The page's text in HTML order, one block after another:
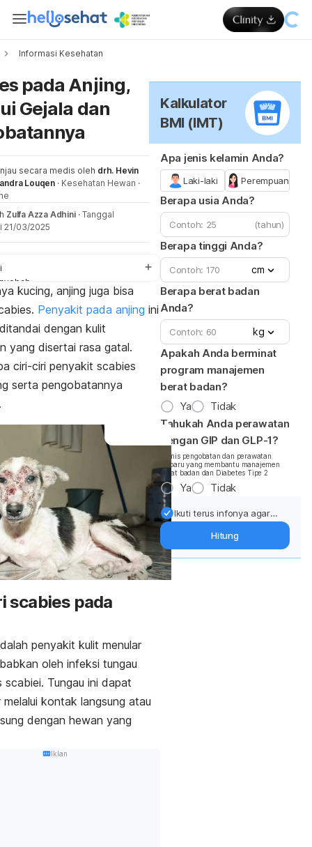
Informasi Kesehatan
pada Anjing,
Gejala dan
secara medis oleh drh. Hevin
Louqen · Kesehatan Hewan ·
Zulfa Azza Adhini · Tanggal
21/03/2025
mengobati
kucing, anjing juga bisa
. Penyakit pada anjing ini
dengan kulit
yang disertai rasa gatal.
ciri-ciri penyakit scabies
serta pengobatannya
scabies pada
penyakit kulit menular
oleh infeksi tungau
scabiei. Tungau ini dapat
melalui kontak langsung atau
dengan hewan yang
Iklan
Kalkulator
BMI (IMT)
Apa jenis kelamin Anda?
Laki-laki Perempuan
Berapa usia Anda?
(tahun)
Berapa tinggi Anda?
cm
Berapa berat badan
Anda?
kg
Apakah Anda berminat
program manajemen
berat badan?
Ya
Tidak
Tahukah Anda perawatan
dengan GIP dan GLP-1?
*Jenis pengobatan dan perawatan
terbaru yang membantu manajemen
berat badan dan Diabetes Tipe 2
Ya Tidak
Ikuti terus infonya agar
Dapatkan update dari
Hitung